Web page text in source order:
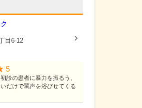
目6-12
5
診の患者に暴力を振るう、
だけで罵声を浴びせてくる